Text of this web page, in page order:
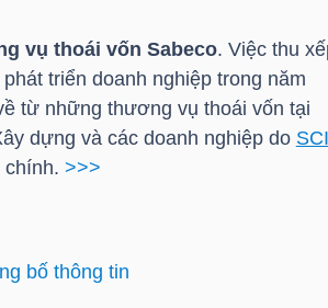
vụ thoái vốn Sabeco. Việc thu
triển doanh nghiệp trong năm
từ những thương vụ thoái vốn tại
dựng và các doanh nghiệp do
>>>
bố thông tin